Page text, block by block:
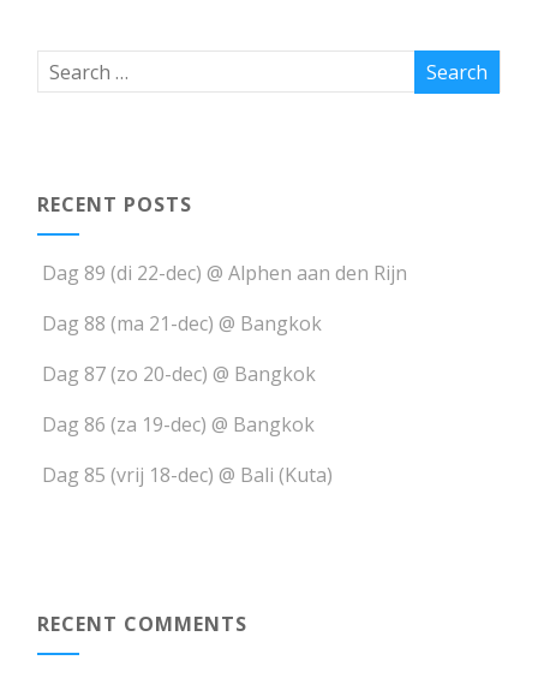
RECENT POSTS
Dag 89 (di 22-dec) @ Alphen aan den Rijn
Dag 88 (ma 21-dec) @ Bangkok
Dag 87 (zo 20-dec) @ Bangkok
Dag 86 (za 19-dec) @ Bangkok
Dag 85 (vrij 18-dec) @ Bali (Kuta)
RECENT COMMENTS